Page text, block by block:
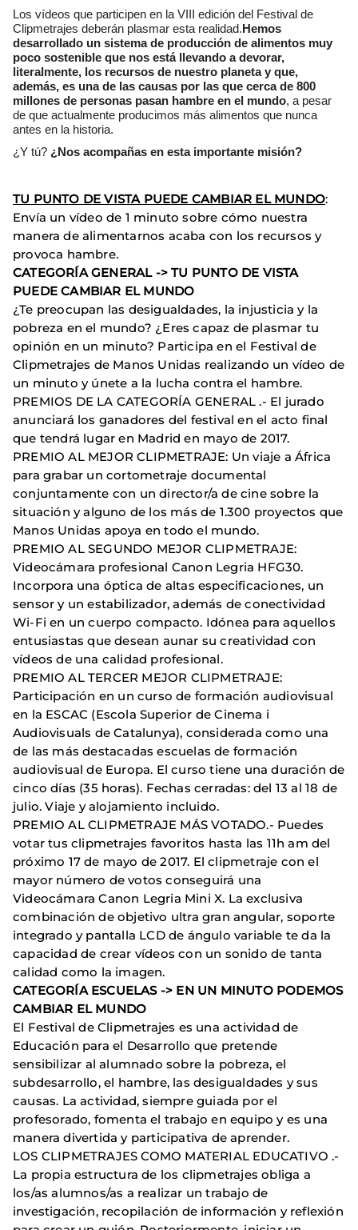
Los vídeos que participen en la VIII edición del Festival de
Clipmetrajes deberán plasmar esta realidad.Hemos
desarrollado un sistema de producción de alimentos muy
poco sostenible que nos está llevando a devorar,
literalmente, los recursos de nuestro planeta y que,
además, es una de las causas por las que cerca de 800
millones de personas pasan hambre en el mundo, a pesar
de que actualmente producimos más alimentos que nunca
antes en la historia.
¿Y tú? ¿Nos acompañas en esta importante misión?
TU PUNTO DE VISTA PUEDE CAMBIAR EL MUNDO:
Envía un vídeo de 1 minuto sobre cómo nuestra
manera de alimentarnos acaba con los recursos y
provoca hambre.
CATEGORÍA GENERAL -> TU PUNTO DE VISTA
PUEDE CAMBIAR EL MUNDO
¿Te preocupan las desigualdades, la injusticia y la
pobreza en el mundo? ¿Eres capaz de plasmar tu
opinión en un minuto? Participa en el Festival de
Clipmetrajes de Manos Unidas realizando un vídeo de
un minuto y únete a la lucha contra el hambre.
PREMIOS DE LA CATEGORÍA GENERAL .- El jurado
anunciará los ganadores del festival en el acto final
que tendrá lugar en Madrid en mayo de 2017.
PREMIO AL MEJOR CLIPMETRAJE: Un viaje a África
para grabar un cortometraje documental
conjuntamente con un director/a de cine sobre la
situación y alguno de los más de 1.300 proyectos que
Manos Unidas apoya en todo el mundo.
PREMIO AL SEGUNDO MEJOR CLIPMETRAJE:
Videocámara profesional Canon Legria HFG30.
Incorpora una óptica de altas especificaciones, un
sensor y un estabilizador, además de conectividad
Wi-Fi en un cuerpo compacto. Idónea para aquellos
entusiastas que desean aunar su creatividad con
vídeos de una calidad profesional.
PREMIO AL TERCER MEJOR CLIPMETRAJE:
Participación en un curso de formación audiovisual
en la ESCAC (Escola Superior de Cinema i
Audiovisuals de Catalunya), considerada como una
de las más destacadas escuelas de formación
audiovisual de Europa. El curso tiene una duración de
cinco días (35 horas). Fechas cerradas: del 13 al 18 de
julio. Viaje y alojamiento incluido.
PREMIO AL CLIPMETRAJE MÁS VOTADO.- Puedes
votar tus clipmetrajes favoritos hasta las 11h am del
próximo 17 de mayo de 2017. El clipmetraje con el
mayor número de votos conseguirá una
Videocámara Canon Legria Mini X. La exclusiva
combinación de objetivo ultra gran angular, soporte
integrado y pantalla LCD de ángulo variable te da la
capacidad de crear vídeos con un sonido de tanta
calidad como la imagen.
CATEGORÍA ESCUELAS -> EN UN MINUTO PODEMOS
CAMBIAR EL MUNDO
El Festival de Clipmetrajes es una actividad de
Educación para el Desarrollo que pretende
sensibilizar al alumnado sobre la pobreza, el
subdesarrollo, el hambre, las desigualdades y sus
causas. La actividad, siempre guiada por el
profesorado, fomenta el trabajo en equipo y es una
manera divertida y participativa de aprender.
LOS CLIPMETRAJES COMO MATERIAL EDUCATIVO .-
La propia estructura de los clipmetrajes obliga a
los/as alumnos/as a realizar un trabajo de
investigación, recopilación de información y reflexión